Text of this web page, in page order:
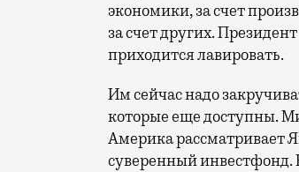
экономики, за счет
за счет других.
приходится лавировать.
Им сейчас надо
которые еще доступны.
Америка
суверенный инвестфонд.